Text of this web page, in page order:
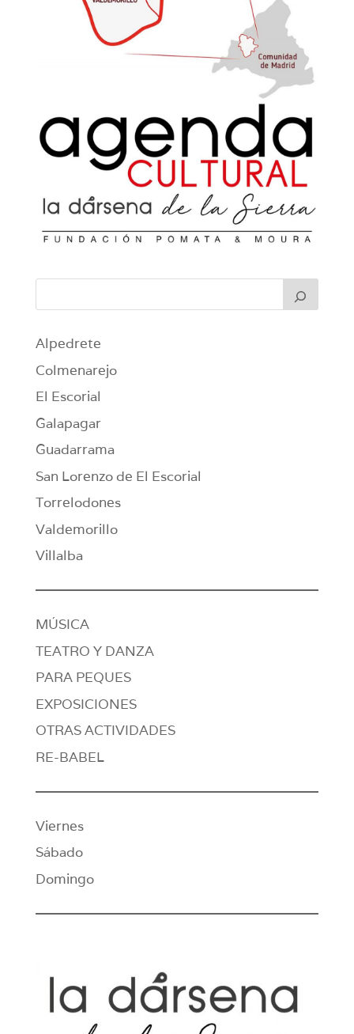
Alpedrete
Colmenarejo
El Escorial
Galapagar
Guadarrama
San Lorenzo de El Escorial
Torrelodones
Valdemorillo
Villalba
MÚSICA
TEATRO Y DANZA
PARA PEQUES
EXPOSICIONES
OTRAS ACTIVIDADES
RE-BABEL
Viernes
Sábado
Domingo